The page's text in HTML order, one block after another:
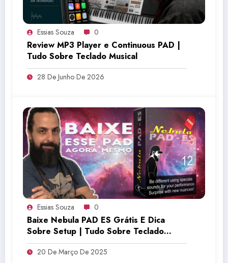
Essias Souza 0
Review MP3 Player e Continuous PAD |
Tudo Sobre Teclado Musical
28 De Junho De 2026
Essias Souza 0
Baixe Nebula PAD ES Grátis E Dica
Sobre Setup | Tudo Sobre Teclado
Musical
20 De Março De 2025